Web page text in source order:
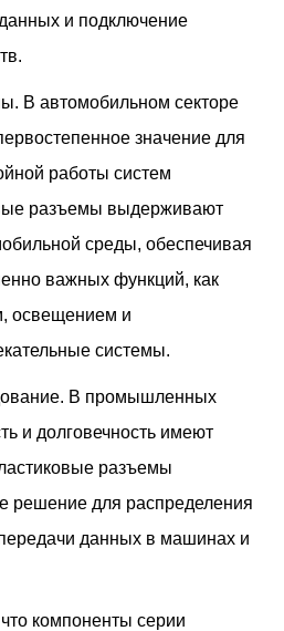
и подключение
В автомобильном секторе
значение для
работы систем
разъемы выдерживают
среды, обеспечивая
важных функций, как
освещением и
системы.
В промышленных
и долговечность имеют
разъемы
решение для распределения
данных в машинах и
компоненты серии